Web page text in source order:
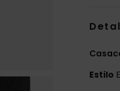
Estilo